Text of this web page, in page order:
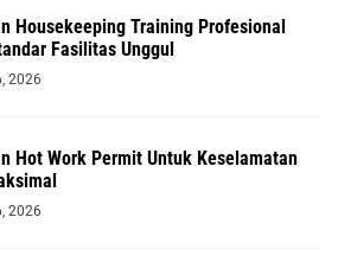
Housekeeping Training Profesional
Fasilitas Unggul
2026
Hot Work Permit Untuk Keselamatan
2026